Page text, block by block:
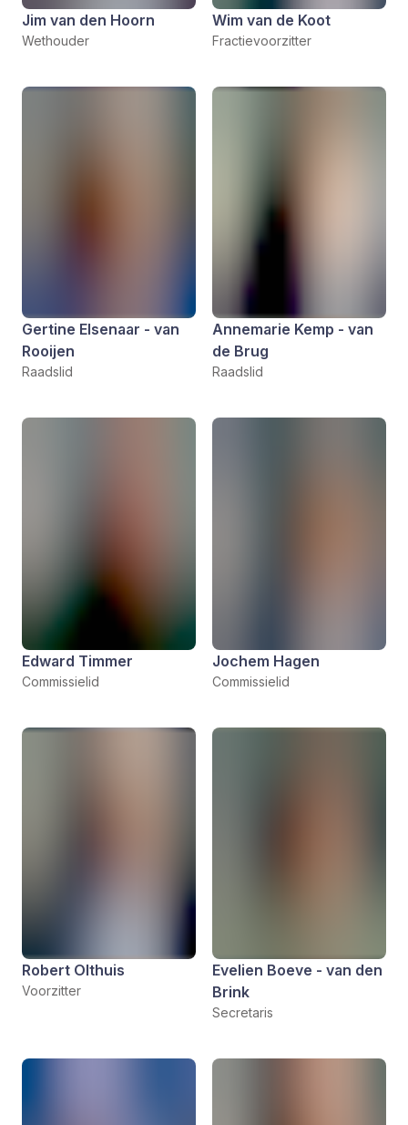
Jim van den Hoorn
Wethouder
Wim van de Koot
Fractievoorzitter
Gertine Elsenaar - van
Rooijen
Raadslid
Annemarie Kemp - van
de Brug
Raadslid
Edward Timmer
Commissielid
Jochem Hagen
Commissielid
Robert Olthuis
Voorzitter
Evelien Boeve - van den
Brink
Secretaris